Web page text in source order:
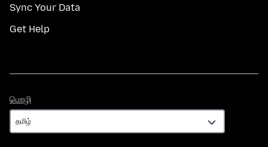
Sync Your Data
Get Help
மொழி